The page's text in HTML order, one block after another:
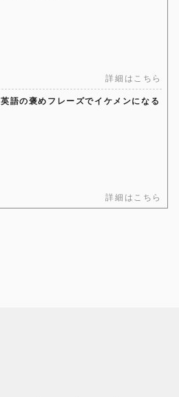
詳細はこちら
英語の褒めフレーズでイケメンになる
詳細はこちら